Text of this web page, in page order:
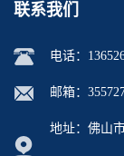
联系我们
电话：
邮箱：
地址：佛山